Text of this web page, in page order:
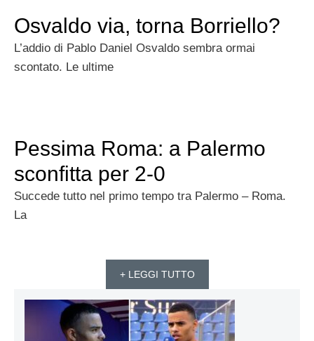
Osvaldo via, torna Borriello?
L’addio di Pablo Daniel Osvaldo sembra ormai
scontato. Le ultime
Pessima Roma: a Palermo
sconfitta per 2-0
Succede tutto nel primo tempo tra Palermo – Roma.
La
+ LEGGI TUTTO